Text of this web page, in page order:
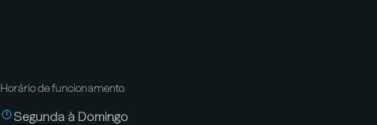
Horário de funcionamento
Segunda à Domingo